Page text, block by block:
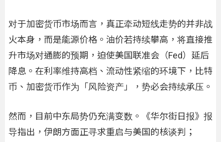
对于加密货币市场而言，真正牵动短线走势的并非战
火本身，而是能源价格。油价若持续攀高，将直接推
升市场对通膨的预期，迫使美国联准会（Fed）延后
降息。在利率维持高档、流动性紧缩的环境下，比特
币、加密货币作为「风险资产」，势必会持续承压。
然而，目前中东局势仍充满变数。《华尔街日报》报
导指出，伊朗方面正寻求重启与美国的核谈判；